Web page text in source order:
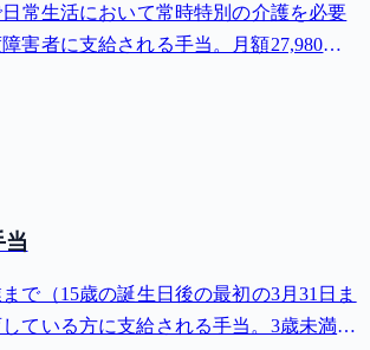
常生活において常時特別の介護を必要
害者に支給される手当。月額27,980
当
で（15歳の誕生日後の最初の3月31日ま
ている方に支給される手当。3歳未満は